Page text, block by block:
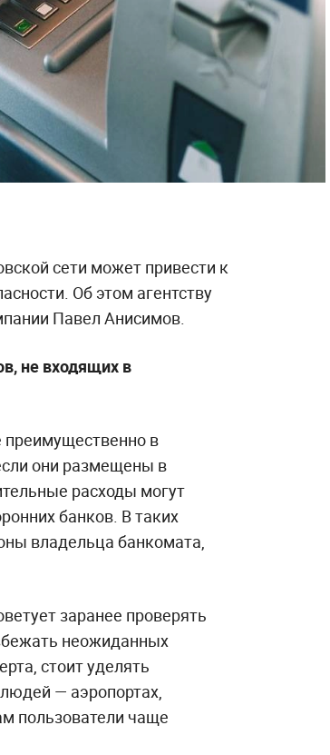
сети может привести к
Об этом агентству
Павел Анисимов.
не входящих в
в
они размещены в
расходы могут
банков. В таких
владельца банкомата,
заранее проверять
неожиданных
стоит уделять
— аэропортах,
пользователи чаще